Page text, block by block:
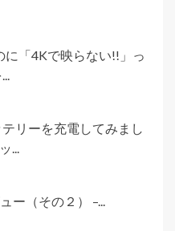
に「4Kで映らない!!」っ
リーを充電してみまし
...
ー（その２） –...